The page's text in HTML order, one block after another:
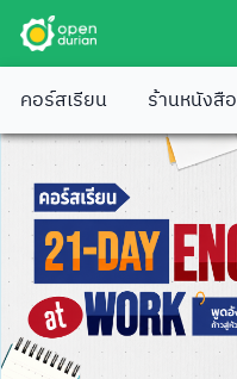
คอร์สเรียน ร้านหนังสือ